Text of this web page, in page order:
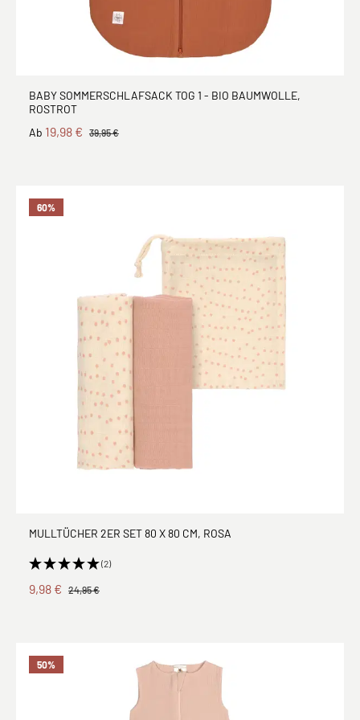
BABY SOMMERSCHLAFSACK TOG 1 - BIO BAUMWOLLE,
ROSTROT
Ab 19,98 € 39,95 €
60%
MULLTÜCHER 2ER SET 80 X 80 CM, ROSA
(2)
9,98 € 24,95 €
50%